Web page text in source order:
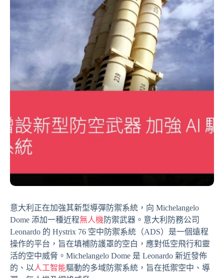
意大利正在加強其新型導彈防禦系統，向 Michelangelo
Dome 添加一種近程無人機 防禦武器。意大利防務公司
Leonardo 的 Hystrix 76 空中防禦系統（ADS）是一個遠程
操作的平台，旨在填補防護罩的空白，應對低空飛行和靈
活的空中威脅。Michelangelo Dome 是 Leonardo 新近發佈
的、以人工智能驅動的多域防禦系統，旨在抵禦空中、導